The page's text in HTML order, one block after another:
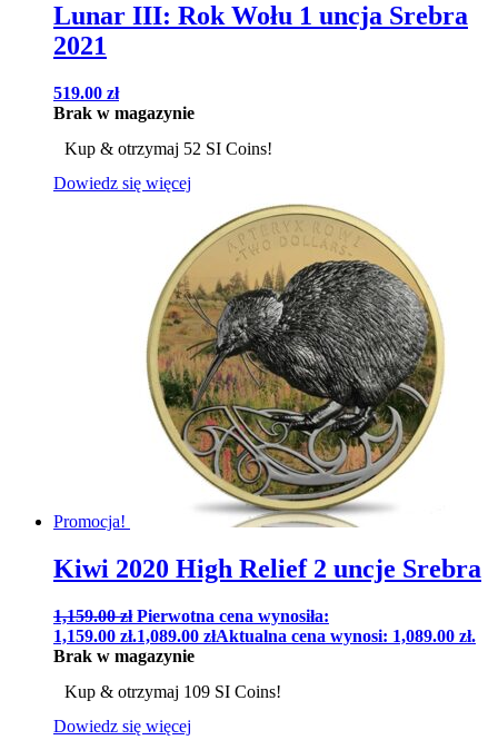
Lunar III: Rok Wołu 1 uncja Srebra
2021
519.00 zł
Brak w magazynie
Kup & otrzymaj 52 SI Coins!
Dowiedz się więcej
Promocja!
Kiwi 2020 High Relief 2 uncje Srebra
1,159.00zł Pierwotna cena wynosiła:
1,159.00 zł.1,089.00 złAktualna cena wynosi: 1,089.00 zł.
Brak w magazynie
Kup & otrzymaj 109 SI Coins!
Dowiedz się więcej